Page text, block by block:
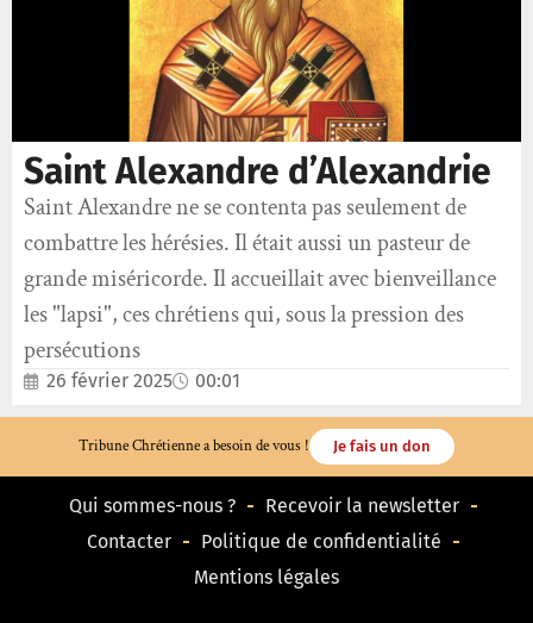
Saint Alexandre d’Alexandrie
Saint Alexandre ne se contenta pas seulement de
combattre les hérésies. Il était aussi un pasteur de
grande miséricorde. Il accueillait avec bienveillance
les "lapsi", ces chrétiens qui, sous la pression des
persécutions
26 février 2025 00:01
Tribune Chrétienne a besoin de vous ! Je fais un don
Qui sommes-nous ?
Recevoir la newsletter
Contacter
Politique de confidentialité
Mentions légales